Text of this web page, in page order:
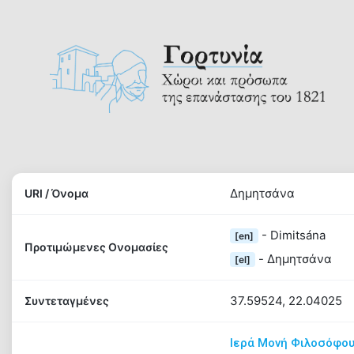
Αρχική
Γορτυνία
1821
Γορτυνία
URI / Όνομα Δημητσάνα
Προτιμώμενες Ονομασίες
[en] - Dimitsána
[el] - Δημητσάνα
Συντεταγμένες 37.59524, 22.04025
Ιερά Μονή Φιλοσόφου